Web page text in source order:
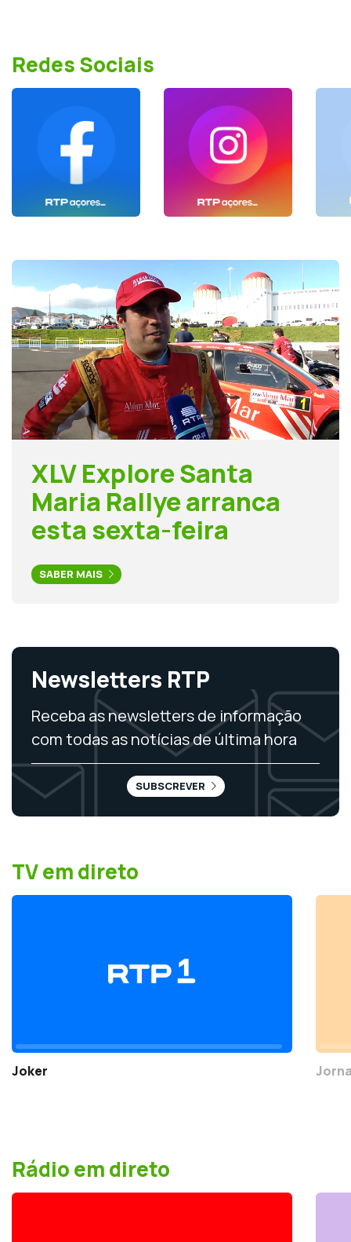
Redes Sociais
XLV Explore Santa
Maria Rallye arranca
esta sexta-feira
SABER MAIS
Newsletters RTP
Receba as newsletters de informação
com todas as notícias de última hora
SUBSCREVER
TV em direto
Joker
Rádio em direto